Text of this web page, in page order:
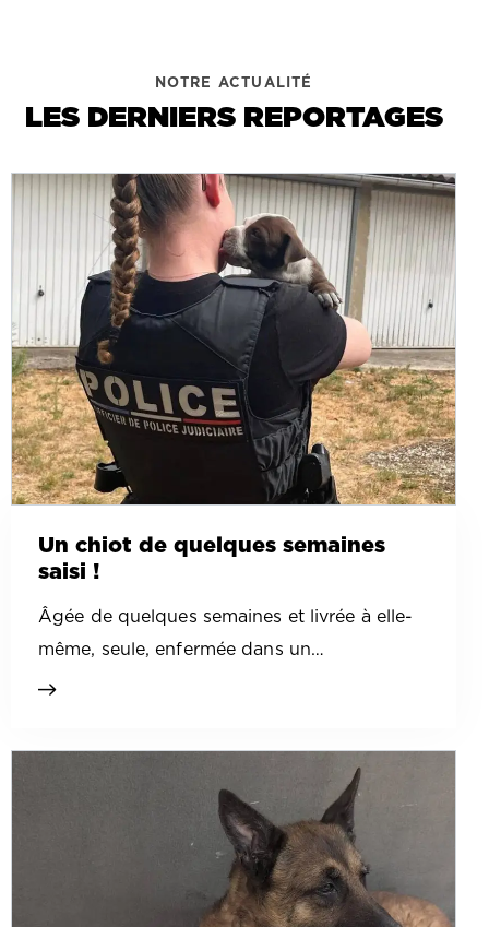
NOTRE ACTUALITÉ
LES DERNIERS REPORTAGES
Un chiot de quelques semaines
saisi !
Âgée de quelques semaines et livrée à elle-
même, seule, enfermée dans un…